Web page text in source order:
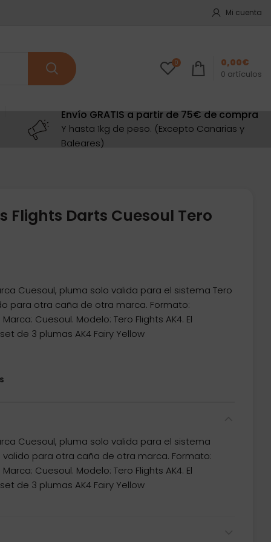
Mi cuenta
0
0 artículos
0,00€
Envío GRATIS a partir de 75€ de compra
Y hasta 1kg de peso. (Excepto Canarias y
Baleares)
Flights Darts Cuesoul Tero
Cuesoul, pluma solo valida para el sistema Tero
para otra caña de otra marca. Formato:
Cuesoul. Modelo: Tero Flights AK4. El
de 3 plumas AK4 Fairy Yellow
Cuesoul, pluma solo valida para el sistema
valido para otra caña de otra marca. Formato:
Cuesoul. Modelo: Tero Flights AK4. El
de 3 plumas AK4 Fairy Yellow